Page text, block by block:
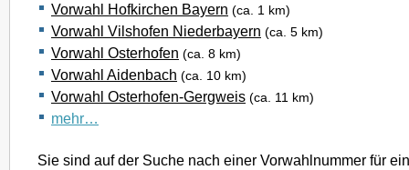
Vorwahl Hofkirchen Bayern (ca. 1 km)
Vorwahl Vilshofen Niederbayern (ca. 5 km)
Vorwahl Osterhofen (ca. 8 km)
Vorwahl Aidenbach (ca. 10 km)
Vorwahl Osterhofen-Gergweis (ca. 11 km)
mehr…
Sie sind auf der Suche nach einer Vorwahlnummer für